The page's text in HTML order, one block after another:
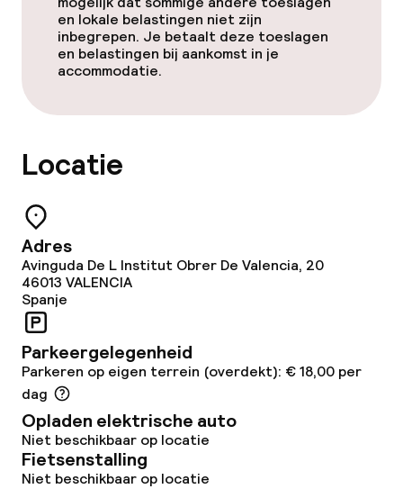
en lokale belastingen niet zijn
inbegrepen. Je betaalt deze toeslagen
en belastingen bij aankomst in je
accommodatie.
Locatie
Adres
Avinguda De L Institut Obrer De Valencia, 20
46013 VALENCIA
Spanje
Parkeergelegenheid
Parkeren op eigen terrein (overdekt): € 18,00 per
dag
Opladen elektrische auto
Niet beschikbaar op locatie
Fietsenstalling
Niet beschikbaar op locatie